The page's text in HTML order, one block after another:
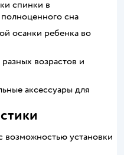
спинки в
сна
осанки ребенка во
возрастов и
аксессуары для
возможностью установки